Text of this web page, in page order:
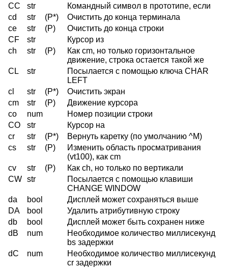
CC
str
Командный символ в прототипе, если
cd
str (P*)
Очистить до конца терминала
ce
str (P)
Очистить до конца строки
CF
str
Курсор из
ch
str (P)
Как cm, но только горизонтальное
движение, строка остается такой же
CL
str
Посылается с помощью ключа CHAR
LEFT
cl
str (P*)
Очистить экран
cm
str (P)
Движение курсора
co
num
Номер позиции строки
CO
str
Курсор на
cr
str (P*)
Вернуть каретку (по умолчанию ^M)
cs
str (P)
Изменить область просматривания
(vt100), как cm
cv
str (P)
Как ch, но только по вертикали
CW str
Посылается с помощью клавиши
CHANGE WINDOW
da
bool
Дисплей может сохраняться выше
DA
bool
Удалить атрибутивную строку
db
bool
Дисплей может быть сохранен ниже
dB
num
Необходимое количество миллисекунд
bs задержки
dC
num
Необходимое количество миллисекунд
cr задержки